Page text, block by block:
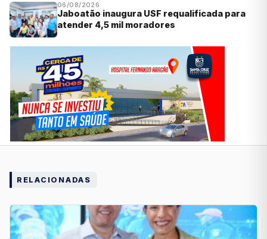
06/08/2026
Jaboatão inaugura USF requalificada para
atender 4,5 mil moradores
RELACIONADAS